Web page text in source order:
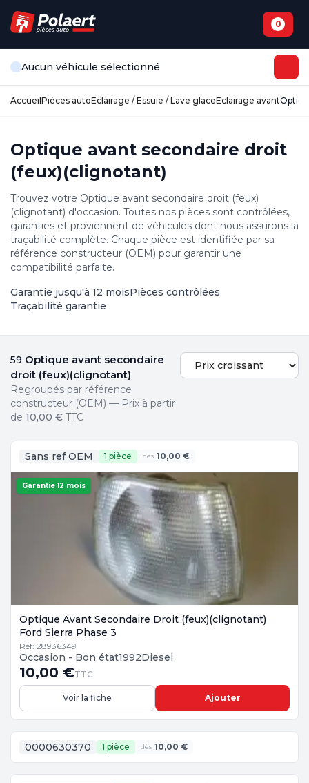
0
Aucun véhicule sélectionné
Accueil Pièces autoEclairage / Essuie / Lave glaceEclairage avant
Optique avant secondaire droit
(feux)(clignotant)
Trouvez votre Optique avant secondaire droit (feux)
(clignotant) d'occasion. Toutes nos pièces sont contrôlées,
garanties et proviennent de véhicules dont nous assurons la
traçabilité complète. Chaque pièce est identifiée par sa
référence constructeur (OEM) pour garantir une
compatibilité parfaite.
Garantie jusqu'à 12 moisPièces contrôlées
Traçabilité garantie
59 Optique avant secondaire
droit (feux)(clignotant)
Regroupés par référence
constructeur (OEM) — Prix à partir
de 10,00 € TTC
Sans ref OEM 1 pièce dès 10,00 €
Garantie 12 mois
Optique Avant Secondaire Droit (feux)(clignotant)
Ford Sierra Phase 3
Réf: 28936349
Occasion - Bon état1992Diesel
10,00 €TTC
Voir la fiche Ajouter
0000630370 1 pièce dès 10,00 €